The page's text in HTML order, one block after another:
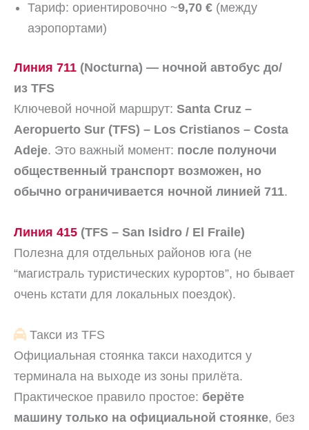
Тариф: ориентировочно ~9,70 € (между
аэропортами)
Линия 711 (Nocturna) — ночной автобус до/
из TFS
Ключевой ночной маршрут: Santa Cruz –
Aeropuerto Sur (TFS) – Los Cristianos – Costa
Adeje. Это важный момент: после полуночи
общественный транспорт возможен, но
обычно ограничивается ночной линией 711.
Линия 415 (TFS – San Isidro / El Fraile)
Полезна для отдельных районов юга (не
“магистраль туристических курортов”, но бывает
очень кстати для локальных поездок).
Такси из TFS
Официальная стоянка такси находится у
терминала на выходе из зоны прилёта.
Практическое правило простое: берёте
машину только на официальной стоянке, без